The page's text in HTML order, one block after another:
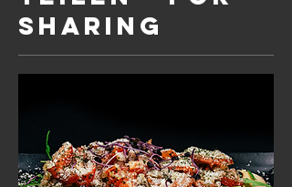
SHARING